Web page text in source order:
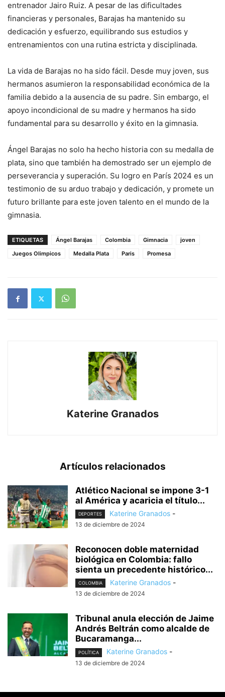
entrenador Jairo Ruiz. A pesar de las dificultades
financieras y personales, Barajas ha mantenido su
dedicación y esfuerzo, equilibrando sus estudios y
entrenamientos con una rutina estricta y disciplinada.
La vida de Barajas no ha sido fácil. Desde muy joven, sus
hermanos asumieron la responsabilidad económica de la
familia debido a la ausencia de su padre. Sin embargo, el
apoyo incondicional de su madre y hermanos ha sido
fundamental para su desarrollo y éxito en la gimnasia.
Ángel Barajas no solo ha hecho historia con su medalla de
plata, sino que también ha demostrado ser un ejemplo de
perseverancia y superación. Su logro en París 2024 es un
testimonio de su arduo trabajo y dedicación, y promete un
futuro brillante para este joven talento en el mundo de la
gimnasia.
ETIQUETAS Ángel Barajas Colombia Gimnacia
joven
Juegos Olimpicos
Medalla Plata Paris Promesa
Katerine Granados
Artículos relacionados
Atlético Nacional se impone 3-1
al América y acaricia el título...
DEPORTES Katerine Granados -
13 de diciembre de 2024
Reconocen doble maternidad
biológica en Colombia: fallo
sienta un precedente histórico...
COLOMBIA Katerine Granados -
13 de diciembre de 2024
Tribunal anula elección de Jaime
Andrés Beltrán como alcalde de
Bucaramanga...
POLÍTICA Katerine Granados -
13 de diciembre de 2024